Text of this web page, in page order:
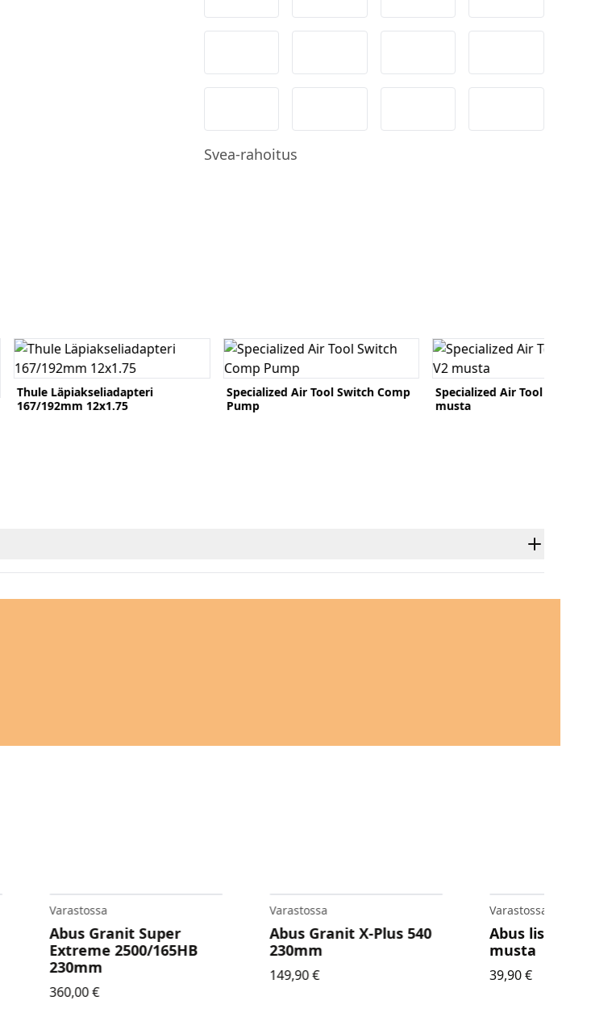
Svea-rahoitus
Katso tuote
Thule Läpiakseliadapteri
167/192mm 12x1.75
Katso tuote
Specialized Air Tool Switch Comp
Pump
Katso tuote
Specialized Air Tool Road Mini
musta
Varastossa
Abus Granit Super
Extreme 2500/165HB
230mm
360,00€
Varastossa
Abus Granit X-Plus 540
230mm
149,90€
Varastossa
Abus lisäketju
musta
39,90€